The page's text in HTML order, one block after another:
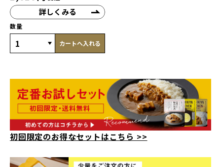
詳しくみる
数量
カートへ入れる
初回限定のお得なセットはこちら >>